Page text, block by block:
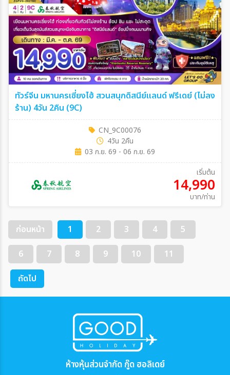
ทัวร์จีน มหานครเซี่ยงไฮ้ สวนสนุกดิสนีย์แลนด์ ฟรีเดย์ (ไม่ลง
ร้าน) 4วัน 2คืน (9C)
CN_9C00076
4วัน 2คืน
03 ก.ย. 69 - 06 ก.ย. 69
เริ่มต้น
14,990
บาท/ท่าน
ก่อนหน้า 1 2 3 4
5
6
7 8 9 10
11
ถัดไป
ห้างหุ้นส่วนจำกัด กู๊ด ฮอลิเดย์